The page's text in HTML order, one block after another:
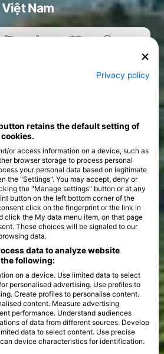
Việt Nam
Privacy policy
retains the default setting of
or access information on a device, such as
browser storage to process personal
your personal data based on legitimate
the "Settings". You may accept, deny or
the "Manage settings" button or at any
button on the left bottom corner of the
click on the fingerprint or the link in
click the My data menu item, on that page
These choices will be signaled to our
data.
data to analyze website
following:
on a device. Use limited data to select
personalised advertising. Use profiles to
Create profiles to personalise content.
content. Measure advertising
performance. Understand audiences
of data from different sources. Develop
data to select content. Use precise
device characteristics for identification.